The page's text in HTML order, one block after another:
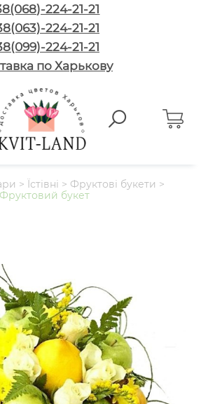
224-21-21
224-21-21
224-21-21
по Харькову
> Їстівні > Фруктові букети >
Фруктовий букет